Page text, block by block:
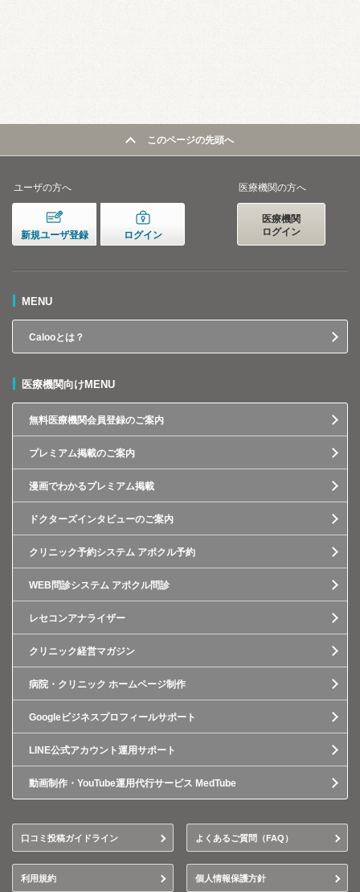
このページの先頭へ
ユーザの方へ
新規ユーザ登録 ログイン
医療機関の方へ
医療機関
ログイン
MENU
Calooとは？
医療機関向けMENU
無料医療機関会員登録のご案内
プレミアム掲載のご案内
漫画でわかるプレミアム掲載
ドクターズインタビューのご案内
クリニック予約システム アポクル予約
WEB問診システム アポクル問診
レセコンアナライザー
クリニック経営マガジン
病院・クリニック ホームページ制作
Googleビジネスプロフィールサポート
LINE公式アカウント運用サポート
動画制作・YouTube運用代行サービス MedTube
口コミ投稿ガイドライン よくあるご質問（FAQ）
利用規約 個人情報保護方針